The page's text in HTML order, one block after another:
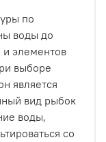
по
воды до
и элементов
выборе
является
вид рыбок
воды,
со